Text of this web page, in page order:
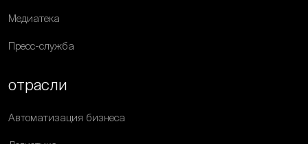
Медиатека
Пресс-служба
отрасли
Автоматизация бизнеса